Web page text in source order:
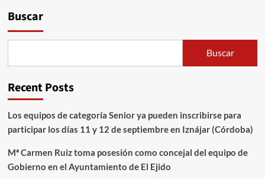
Buscar
Buscar
Recent Posts
Los equipos de categoría Senior ya pueden inscribirse para
participar los días 11 y 12 de septiembre en Iznájar (Córdoba)
Mª Carmen Ruiz toma posesión como concejal del equipo de
Gobierno en el Ayuntamiento de El Ejido